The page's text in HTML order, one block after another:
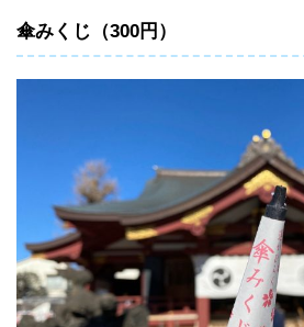
傘みくじ（300円）